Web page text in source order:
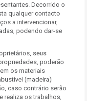
Decorrido o
qualquer contacto
a intervencionar,
podendo dar-se
seus
poderão
os materiais
(madeira)
caso contrário serão
realiza os trabalhos,